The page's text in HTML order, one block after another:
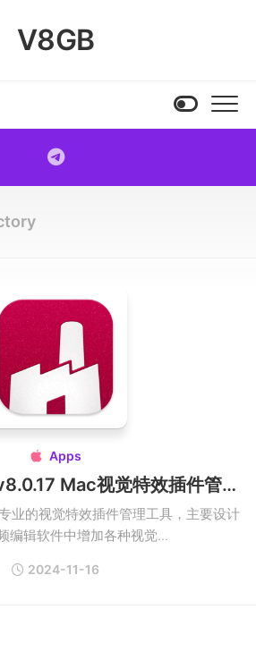
V8GB
 Apps
FxFactory Pro v8.0.17 Mac视觉特效插件管理工具破解版
业的视觉特效插件管理工具，主要设计
编辑软件中增加各种视觉...
2024-11-16